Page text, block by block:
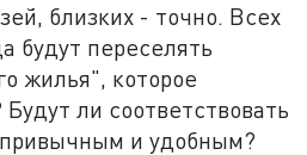
близких - точно. Всех
будут переселять
жилья", которое
ли соответствовать
и удобным?